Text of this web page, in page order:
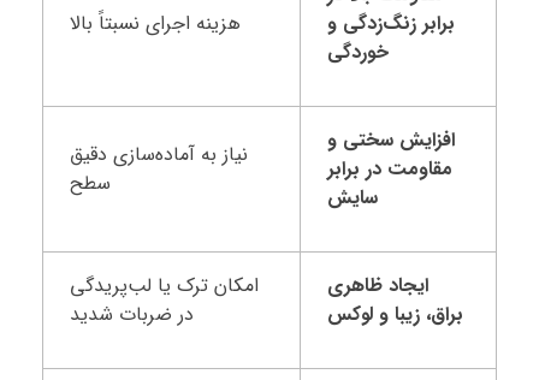
برابر زنگ‌زدگی و
خوردگی
هزینه اجرای نسبتاً بالا
افزایش سختی و
مقاومت در برابر
سایش
نیاز به آماده‌سازی دقیق
سطح
ایجاد ظاهری
براق، زیبا و لوکس
امکان ترک یا لب‌پریدگی
در ضربات شدید